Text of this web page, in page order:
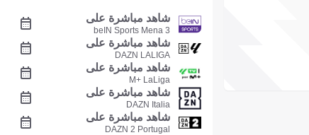
شاهد مباشرة على
beIN Sports Mena 3
شاهد مباشرة على
DAZN LALIGA
شاهد مباشرة على
M+ LaLiga
شاهد مباشرة على
DAZN Italia
شاهد مباشرة على
DAZN 2 Portugal